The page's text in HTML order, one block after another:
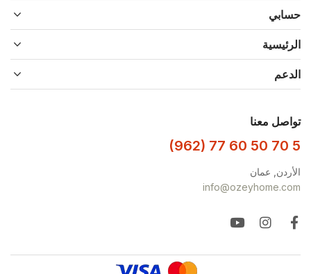
حسابي
الرئيسية
الدعم
تواصل معنا
(962) 77 60 50 70 5
الأردن, عمان
info@ozeyhome.com